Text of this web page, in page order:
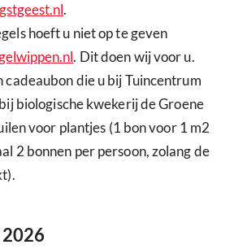
.
hoeft u niet op te geven
. Dit doen wij voor u.
cadeaubon die u bij Tuincentrum
biologische kwekerij de Groene
voor plantjes (1 bon voor 1 m2
2 bonnen per persoon, zolang de